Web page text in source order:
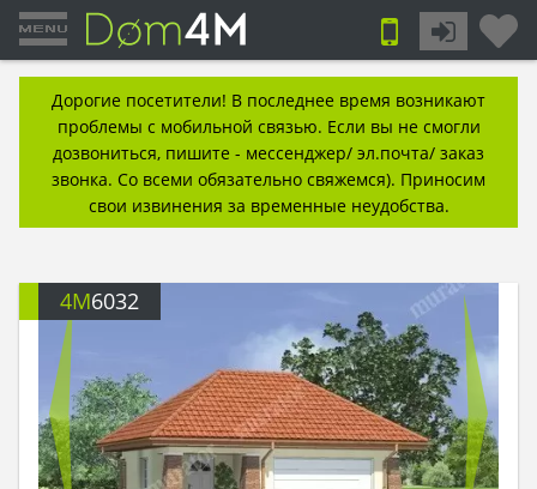
Дорогие посетители! В последнее время возникают
проблемы с мобильной связью. Если вы не смогли
дозвониться, пишите - мессенджер/ эл.почта/ заказ
звонка. Со всеми обязательно свяжемся). Приносим
свои извинения за временные неудобства.
4M6032